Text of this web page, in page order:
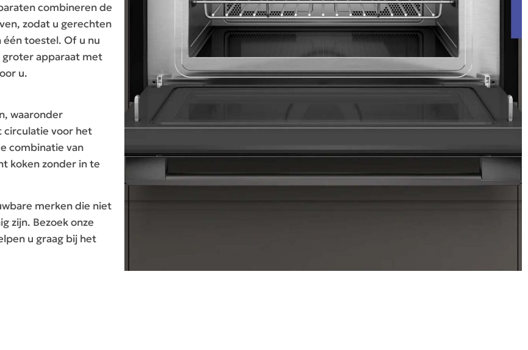
combineren de
zodat u gerechten
toestel. Of u nu
groter apparaat met
u.
waaronder
circulatie voor het
combinatie van
koken zonder in te
merken die niet
zijn. Bezoek onze
u graag bij het